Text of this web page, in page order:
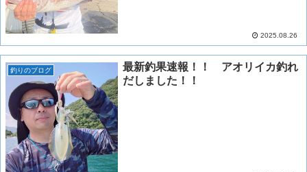
2025.08.26
釣りのブログ
最新釣果速報！！ アオリイカ釣れ
だしました！！